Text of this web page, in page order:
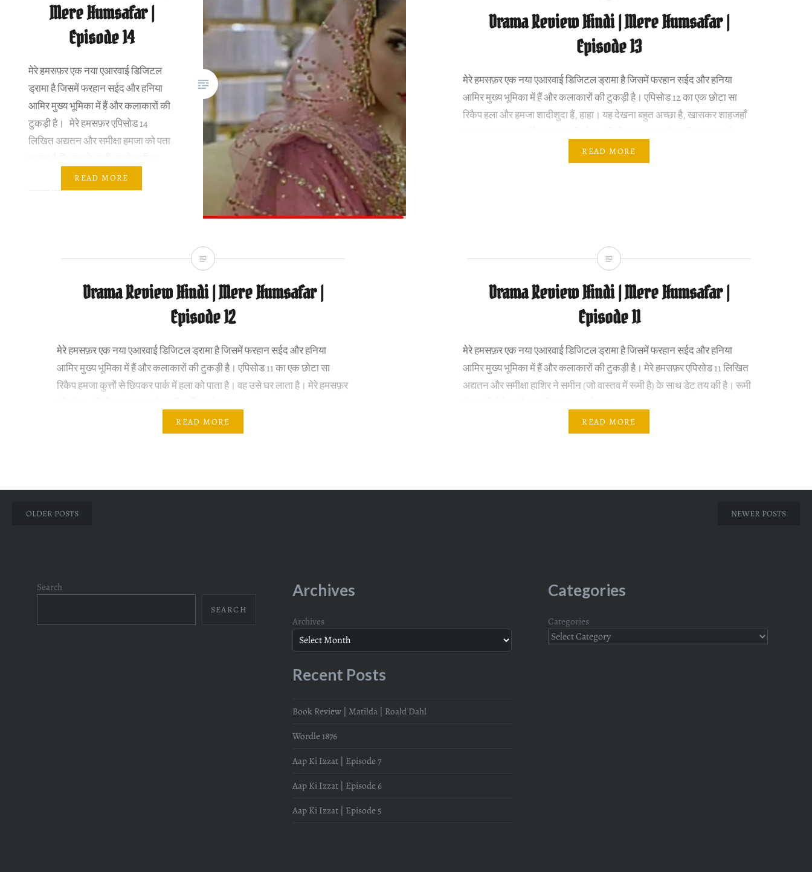
Mere Humsafar |
Episode 14
मेरे हमसफ़र एक नया एआरवाई डिजिटल
ड्रामा है जिसमें फरहान सईद और हनिया
आमिर मुख्य भूमिका में हैं और कलाकारों की
टुकड़ी है। मेरे हमसफ़र एपिसोड 14
लिखित अद्यतन और समीक्षा हमजा को पता
समीन के अस्वीकार हैं। अब, हम सभी
जानते हैं कि इसका…
READ MORE
Drama Review Hindi | Mere Humsafar |
Episode 13
मेरे हमसफ़र एक नया एआरवाई डिजिटल ड्रामा है जिसमें फरहान सईद और हनिया
आमिर मुख्य भूमिका में हैं और कलाकारों की टुकड़ी है। एपिसोड 12 का एक छोटा सा
रिकैप हला और हमजा शादीशुदा हैं, हाहा। यह देखना बहुत अच्छा है, खासकर शाहजहाँ
READ MORE
Drama Review Hindi | Mere Humsafar |
Episode 12
मेरे हमसफ़र एक नया एआरवाई डिजिटल ड्रामा है जिसमें फरहान सईद और हनिया
आमिर मुख्य भूमिका में हैं और कलाकारों की टुकड़ी है। एपिसोड 11 का एक छोटा सा
रिकैप हमजा कुत्तों से छिपकर पार्क में हला को पाता है। वह उसे घर लाता है। मेरे हमसफ़र
READ MORE
Drama Review Hindi | Mere Humsafar |
Episode 11
मेरे हमसफ़र एक नया एआरवाई डिजिटल ड्रामा है जिसमें फरहान सईद और हनिया
आमिर मुख्य भूमिका में हैं और कलाकारों की टुकड़ी है। मेरे हमसफ़र एपिसोड 11 लिखित
अद्यतन और समीक्षा हाशिर ने समीन (जो वास्तव में रूमी है) के साथ डेट तय की है। रूमी
READ MORE
Posts
OLDER POSTS NEWER POSTS
Search
SEARCH
Archives
Archives
Recent Posts
Book Review | Matilda | Roald Dahl
Wordle 1876
Aap Ki Izzat | Episode 7
Aap Ki Izzat | Episode 6
Aap Ki Izzat | Episode 5
Categories
Categories